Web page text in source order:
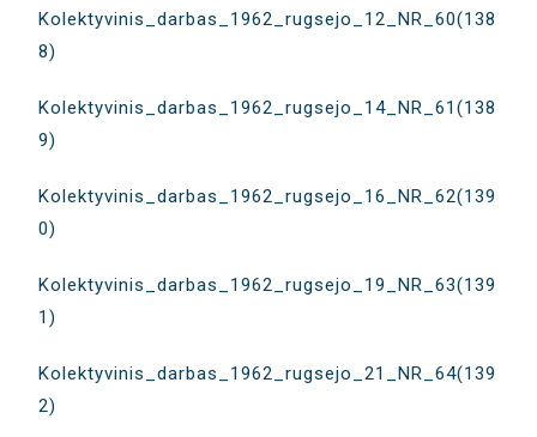
Kolektyvinis_darbas_1962_rugsejo_12_NR_60(138
8)
Kolektyvinis_darbas_1962_rugsejo_14_NR_61(138
9)
Kolektyvinis_darbas_1962_rugsejo_16_NR_62(139
0)
Kolektyvinis_darbas_1962_rugsejo_19_NR_63(139
1)
Kolektyvinis_darbas_1962_rugsejo_21_NR_64(139
2)